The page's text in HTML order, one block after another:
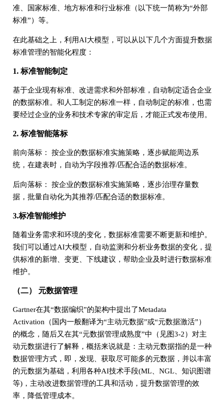
准、国家标准、地方标准和行业标准（以下统一简称为“外部
标准”）等。
在此基础之上，利用AI大模型，可以从以下几个方面提升数据
标准管理的智能化程度：
1. 标准智能制定
基于企业现有标准、改进需求和外部标准，自动制定适合企业
的数据标准。和人工制定的标准一样，自动制定的标准，也需
要经过企业的业务和技术专家的审定后，才能正式发布使用。
2. 标准智能落标
前向落标： 按企业的数据标准实施策略，逐步赋能周边系
统，在建表时，自动为字段推荐/匹配合适的数据标准。
后向落标： 按企业的数据标准实施策略，逐步治理存量数
据，批量自动化为其推荐/匹配合适的数据标准。
3.标准智能维护
随着业务需求和环境的变化，数据标准需要不断更新和维护。
我们可以通过AI大模型，自动监测和分析业务数据的变化，提
供标准的新增、变更、下线建议，帮助企业及时进行数据标准
维护。
（二） 元数据管理
Gartner在其“数据编织”的架构中提出了Metadata
Activation（国内一般翻译为“主动元数据”或“元数据激活”）
的概念，随后又在其“元数据管理成熟度”中（见图3-2）对主
动元数据进行了解释，概括来说就是：主动元数据指的是一种
数据管理方式，即，发现、获取尽可能多的元数据，并以丰富
的元数据为基础，利用各种AI技术手段(ML、NGL、知识图谱
等)，主动改进数据管理的工具和活动，提升数据管理的效
率，降低管理成本。